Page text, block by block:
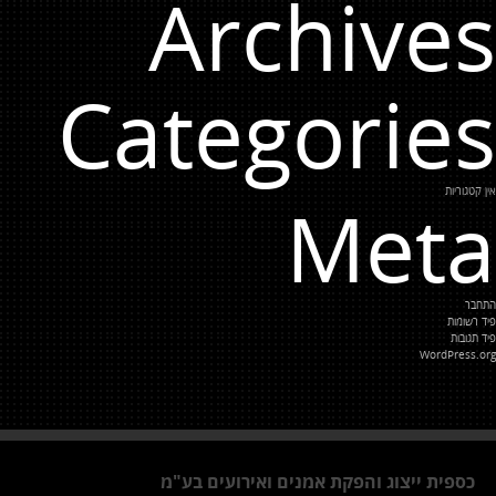
Archives
Categories
אין קטגוריות
Meta
התחבר
פיד רשומות
פיד תגובות
WordPress.org
כספית ייצוג והפקת אמנים ואירועים בע"מ